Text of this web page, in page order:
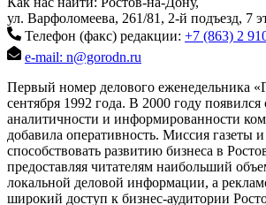
ул. Варфоломеева, 261/81, 2-й подъезд, 7
Телефон (факс) редакции: +7 (863) 2
e-mail: n@gorodn.ru
Первый номер делового еженедельника
сентября 1992 года. В 2000 году
аналитичности и информированности
добавила оперативность. Миссия газеты
способствовать развитию бизнеса в
предоставляя читателям наибольший
локальной деловой информации, а
широкий доступ к бизнес-аудитории